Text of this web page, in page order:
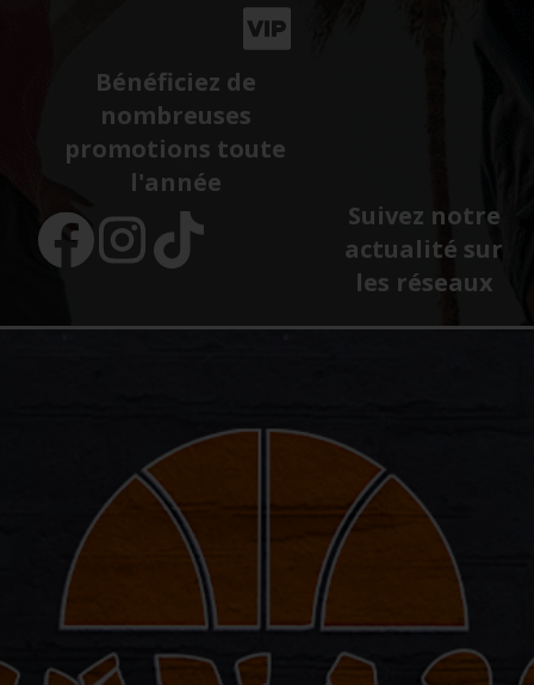
Bénéficiez de
nombreuses
promotions toute
l'année
Suivez notre
actualité sur
les réseaux